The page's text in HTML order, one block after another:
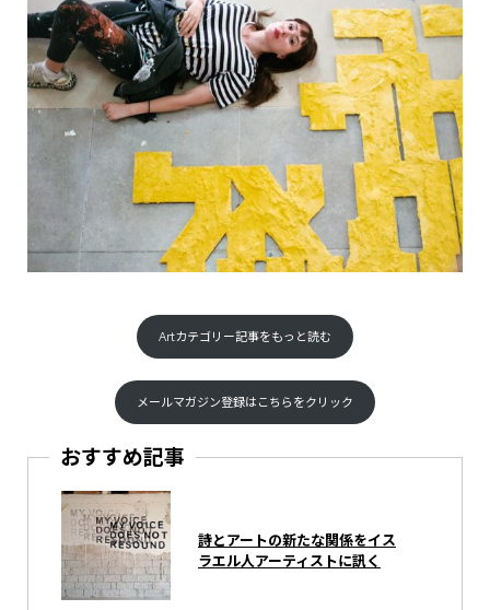
Artカテゴリー記事をもっと読む
メールマガジン登録はこちらをクリック
おすすめ記事
詩とアートの新たな関係をイス
ラエル人アーティストに訊く